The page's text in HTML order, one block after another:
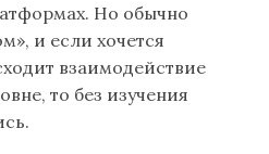
Но обычно
и если хочется
взаимодействие
то без изучения